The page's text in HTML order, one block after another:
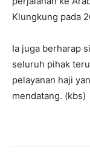
Klungkung pada
Ia juga berharap
seluruh pihak
pelayanan haji
mendatang. (kbs)